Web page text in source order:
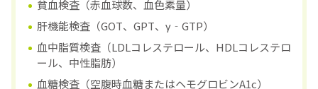
貧血検査（赤血球数、血色素量）
肝機能検査（GOT、GPT、γ‐GTP）
血中脂質検査（LDLコレステロール、HDLコレステロ
ール、中性脂肪）
血糖検査（空腹時血糖またはヘモグロビンA1c）